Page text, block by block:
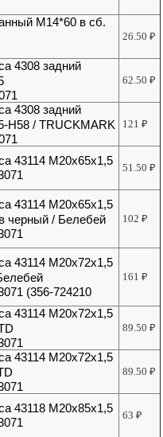
М14*60 в сб.
26.50₽
4308 задний
62.50₽
4308 задний
H58 / TRUCKMARK
121₽
43114 М20х65х1,5
51.50₽
43114 М20х65х1,5
черный / Белебей
102₽
43114 М20х72х1,5
(356-724210
161₽
43114 М20х72х1,5
89.50₽
43114 М20х72х1,5
89.50₽
43118 М20х85х1,5
63₽